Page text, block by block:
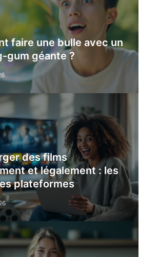
faire une bulle avec un
gum géante ?
des films
et légalement : les
plateformes